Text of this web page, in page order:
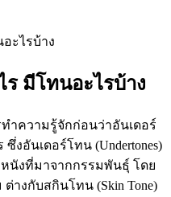
มีโทนอะไรบ้าง
ำความรู้จักก่อนว่าอันเดอร์
งอันเดอร์โทน (Undertones)
นังที่มาจากกรรมพันธุ์ โดย
างกับสกินโทน (Skin Tone)